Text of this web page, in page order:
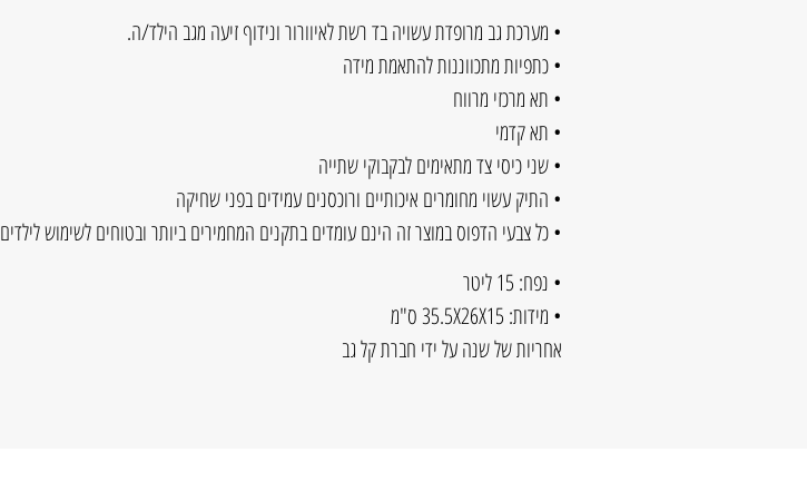
• מערכת גב מרופדת עשויה בד רשת לאיוורור ונידוף זיעה מגב הילד/ה.
• כתפיות מתכווננות להתאמת מידה
• תא מרכזי מרווח
• תא קדמי
• שני כיסי צד מתאימים לבקבוקי שתייה
• התיק עשוי מחומרים איכותיים ורוכסנים עמידים בפני שחיקה
• כל צבעי הדפוס במוצר זה הינם עומדים בתקנים המחמירים ביותר ובטוחים לשימוש לילדים
• נפח: 15 ליטר
• מידות: 35.5X26X15 ס"מ
אחריות של שנה על ידי חברת קל גב